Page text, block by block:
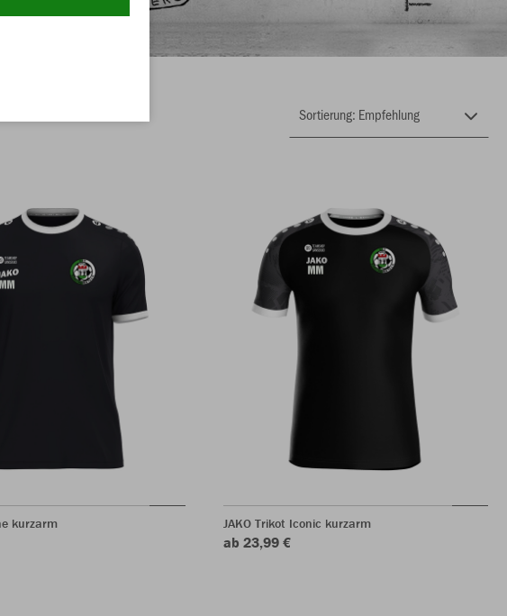
kurzarm JAKO Trikot Iconic kurzarm
ab 23,99 €